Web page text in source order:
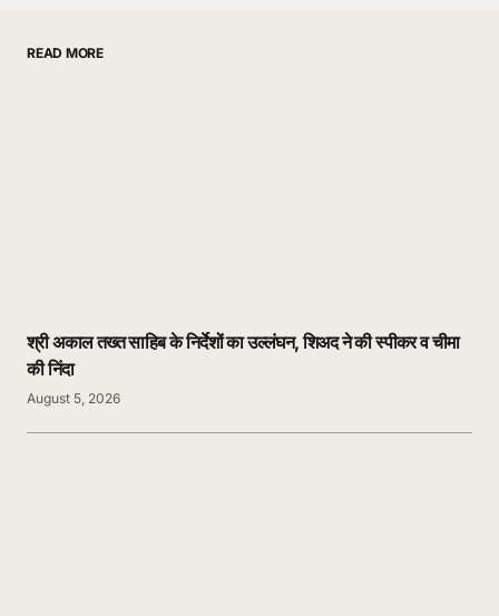
READ MORE
श्री अकाल तख्त साहिब के निर्देशों का उल्लंघन, शिअद ने की स्पीकर व चीमा
की निंदा
August 5, 2026